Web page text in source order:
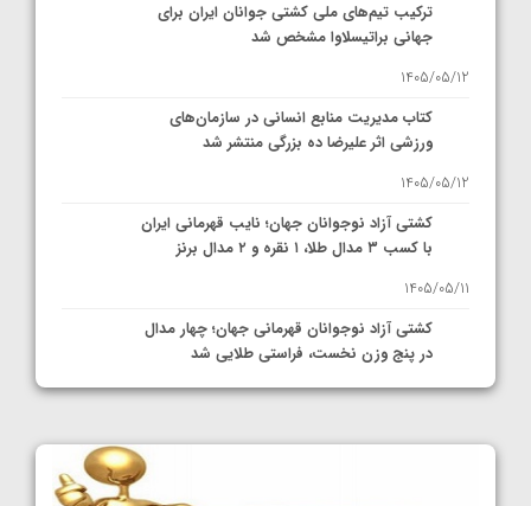
ترکیب تیم‌های ملی کشتی جوانان ایران برای
جهانی براتیسلاوا مشخص شد
1405/05/12
کتاب مدیریت منابع انسانی در سازمان‌های
ورزشی اثر علیرضا ده بزرگی منتشر شد
1405/05/12
کشتی آزاد نوجوانان جهان؛ نایب قهرمانی ایران
با کسب ۳ مدال طلا، ۱ نقره و ۲ مدال برنز
1405/05/11
کشتی آزاد نوجوانان قهرمانی جهان؛ چهار مدال
در پنج وزن نخست، فراستی طلایی شد
1405/05/11